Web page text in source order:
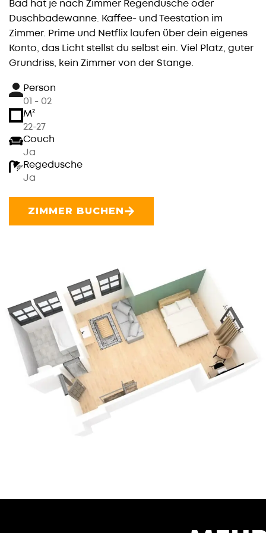
Bad hat je nach Zimmer Regendusche oder
Duschbadewanne. Kaffee- und Teestation im
Zimmer. Prime und Netflix laufen über dein eigenes
Konto, das Licht stellst du selbst ein. Viel Platz, guter
Grundriss, kein Zimmer von der Stange.
Person
01 - 02
M²
22-27
Couch
Ja
Regedusche
Ja
ZIMMER BUCHEN